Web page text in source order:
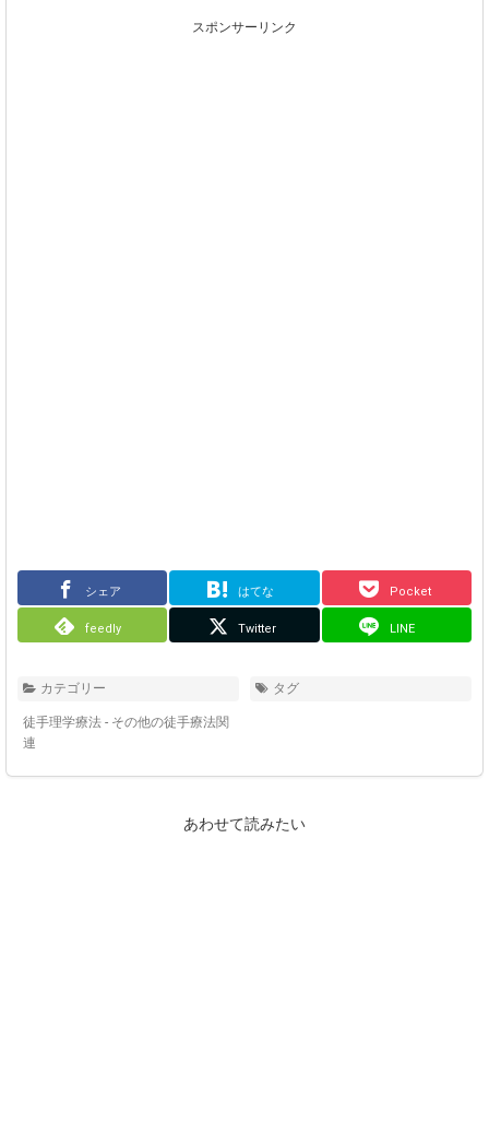
スポンサーリンク
シェア はてな Pocket
feedly Twitter LINE
カテゴリー
徒手理学療法 - その他の徒手療法関
連
タグ
あわせて読みたい